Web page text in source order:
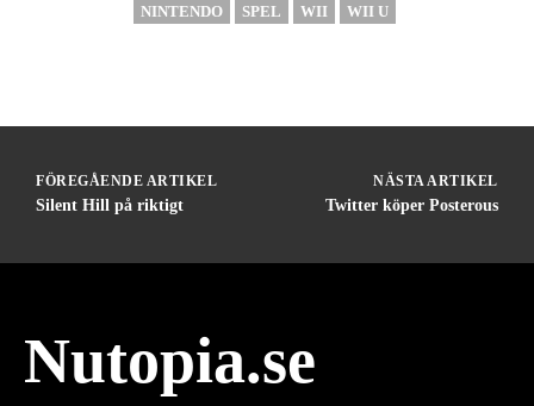
NINTENDO
SPEL WII WII U
FÖREGÅENDE ARTIKEL
Silent Hill på riktigt
NÄSTA ARTIKEL
Twitter köper Posterous
Nutopia.se